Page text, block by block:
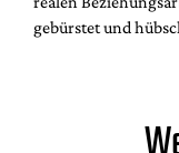
gebürstet und